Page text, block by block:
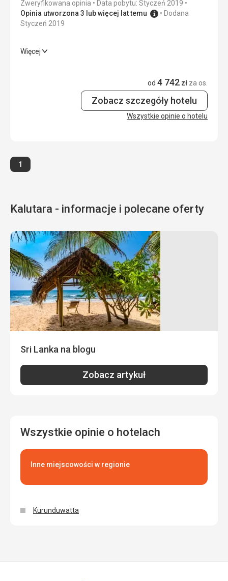
Usługi 4,0
Zweryfikowana opinia
Data pobytu: Styczeń 2019
Opinia utworzona 3 lub więcej lat temu
Dodana
Styczeń 2019
5,0 / 5
4,0
Więcej
od 4 742 zł za os.
Zobacz szczegóły hotelu
Wszystkie opinie o hotelu
Strona
1
Kalutara - informacje i polecane oferty
Sri Lanka na blogu
Zobacz artykuł
Wszystkie opinie o hotelach
Inne miejscowości w regionie
Kurunduwatta